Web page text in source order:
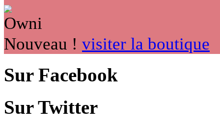
Nouveau ! visiter la boutique
Sur Facebook
Sur Twitter